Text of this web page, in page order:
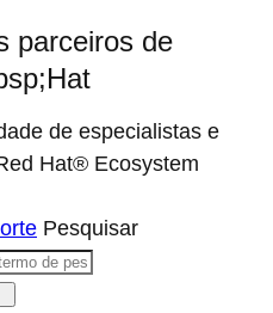
parceiros de
de especialistas e
Hat® Ecosystem
Pesquisar